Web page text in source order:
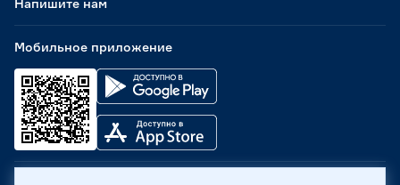
Мобильное приложение
Напишите нам